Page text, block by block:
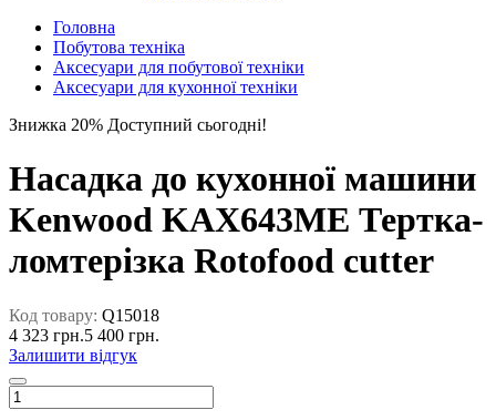
Головна
Побутова техніка
Аксесуари для побутової техніки
Аксесуари для кухонної техніки
Знижка 20% Доступний сьогодні!
Насадка до кухонної машини
Kenwood KAX643ME Тертка-
ломтерізка Rotofood cutter
Код товару: Q15018
4 323 грн.5 400 грн.
Залишити відгук